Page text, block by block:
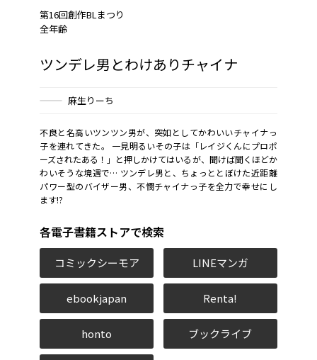
第16回創作BLまつり
全年齢
ツンデレ男とわけありチャイナ
麻生りーち
不良と名高いツンツン男が、突如としてかわいいチャイナっ
子を連れてきた。 一見明るいその子は「レイジくんにプロポ
ーズされたある！」と押しかけてはいるが、聞けば聞くほどか
わいそうな境遇で… ツンデレ男と、ちょっととぼけた近距離
パワー型のバイザー男、不憫チャイナっ子を全力で幸せにし
ます!?
各電子書籍ストアで検索
コミックシーモア LINEマンガ
ebookjapan Renta!
honto ブックライブ